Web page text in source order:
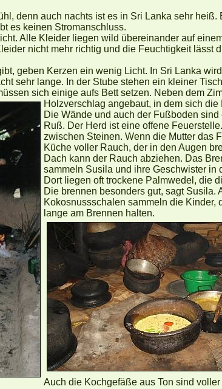
denn auch nachts ist es in Sri Lanka sehr heiß.
es keinen Stromanschluss.
Alle Kleider liegen wild übereinander auf
nicht mehr richtig und die Feuchtigkeit lässt
geben Kerzen ein wenig Licht. In Sri Lanka
sehr lange. In der Stube stehen ein kleiner
sich einige aufs Bett setzen. Neben dem
Holzverschlag angebaut, in dem sich die
Die Wände und auch der Fußboden
Ruß. Der Herd ist eine offene
zwischen Steinen. Wenn die Mutter das
Küche voller Rauch, der in den Augen
Dach kann der Rauch abziehen. Das
sammeln Susila und ihre Geschwister in
Dort liegen oft trockene Palmwedel, die
Die brennen besonders gut, sagt Susila.
Kokosnussschalen sammeln die Kinder,
lange am Brennen halten.
Auch die Kochgefäße aus Ton sind